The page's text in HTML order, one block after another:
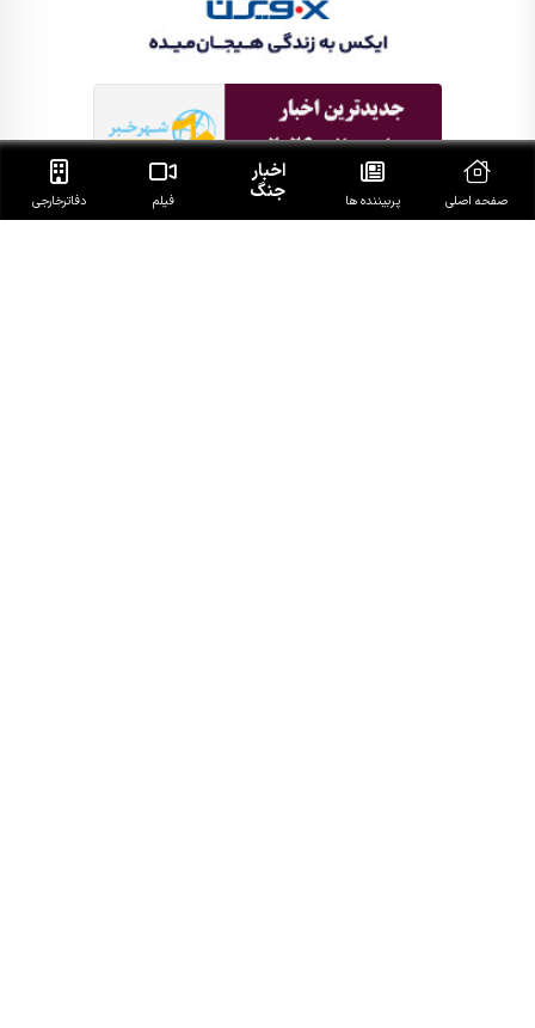
صفحه اصلی پربیننده ها
اخبار
جنگ فیلم دفاتر‌خارجی